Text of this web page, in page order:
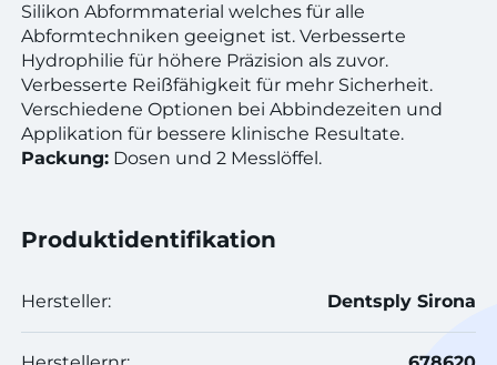
Silikon Abformmaterial welches für alle
Abformtechniken geeignet ist. Verbesserte
Hydrophilie für höhere Präzision als zuvor.
Verbesserte Reißfähigkeit für mehr Sicherheit.
Verschiedene Optionen bei Abbindezeiten und
Applikation für bessere klinische Resultate.
Packung: Dosen und 2 Messlöffel.
Produktidentifikation
Hersteller: Dentsply Sirona